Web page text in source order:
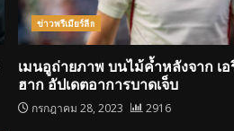
ข่าวพรีเมียร์ลีก
เมนอูถ่ายภาพ บนไม้ค้ำหลังจาก เอ
ฮาก อัปเดตอาการบาดเจ็บ
กรกฎาคม 28, 2023 2916